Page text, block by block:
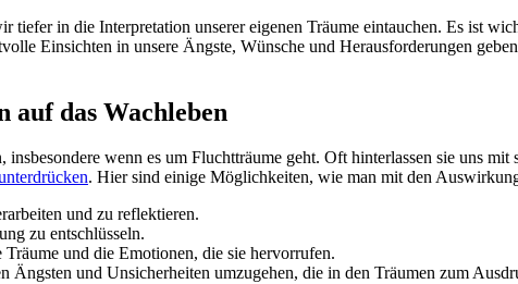
tiefer in die Interpretation unserer eigenen Träume eintauchen. Es ist
Einsichten in unsere Ängste, Wünsche und Herausforderungen
das Wachleben
wenn es um Fluchtträume geht. Oft hinterlassen sie uns mit
. Hier sind einige Möglichkeiten, wie man mit den
und zu reflektieren.
zu entschlüsseln.
und die Emotionen, die sie hervorrufen.
Ängsten und Unsicherheiten umzugehen, die in den Träumen zum